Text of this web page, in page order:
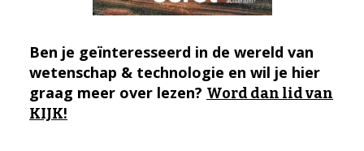
Ben je geïnteresseerd in de wereld van
wetenschap & technologie en wil je hier
graag meer over lezen? Word dan lid van
KIJK!